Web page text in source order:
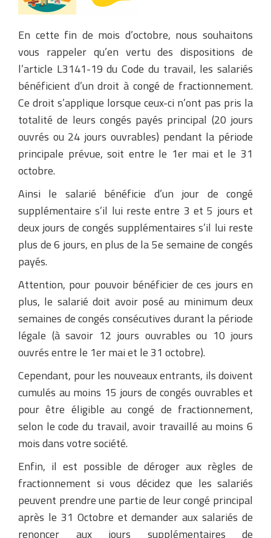
En cette fin de mois d’octobre, nous souhaitons
vous rappeler qu’en vertu des dispositions de
l’article L3141-19 du Code du travail, les salariés
bénéficient d’un droit à congé de fractionnement.
Ce droit s’applique lorsque ceux-ci n’ont pas pris la
totalité de leurs congés payés principal (20 jours
ouvrés ou 24 jours ouvrables) pendant la période
principale prévue, soit entre le 1er mai et le 31
octobre.
Ainsi le salarié bénéficie d’un jour de congé
supplémentaire s’il lui reste entre 3 et 5 jours et
deux jours de congés supplémentaires s’il lui reste
plus de 6 jours, en plus de la 5e semaine de congés
payés.
Attention, pour pouvoir bénéficier de ces jours en
plus, le salarié doit avoir posé au minimum deux
semaines de congés consécutives durant la période
légale (à savoir 12 jours ouvrables ou 10 jours
ouvrés entre le 1er mai et le 31 octobre).
Cependant, pour les nouveaux entrants, ils doivent
cumulés au moins 15 jours de congés ouvrables et
pour être éligible au congé de fractionnement,
selon le code du travail, avoir travaillé au moins 6
mois dans votre société.
Enfin, il est possible de déroger aux règles de
fractionnement si vous décidez que les salariés
peuvent prendre une partie de leur congé principal
après le 31 Octobre et demander aux salariés de
renoncer aux jours supplémentaires de